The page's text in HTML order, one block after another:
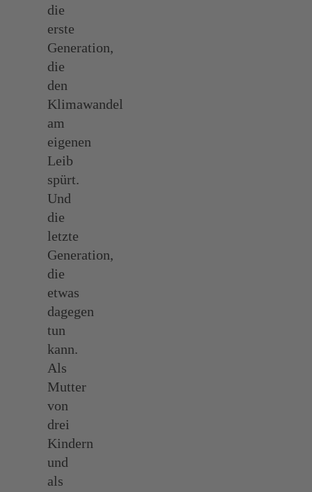
die
erste
Generation,
die
den
Klimawandel
am
eigenen
Leib
spürt.
Und
die
letzte
Generation,
die
etwas
dagegen
tun
kann.
Als
Mutter
von
drei
Kindern
und
als